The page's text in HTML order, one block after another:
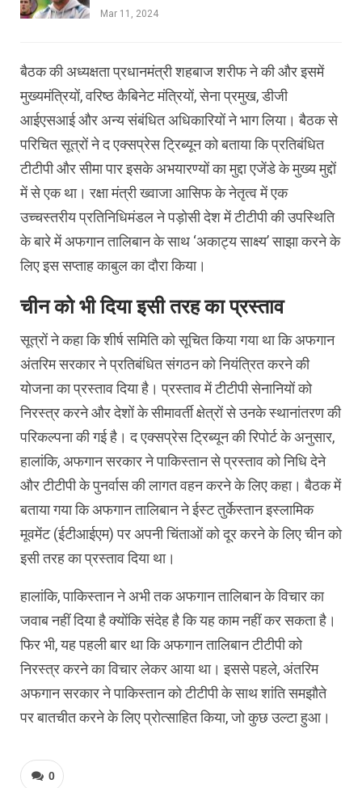
Mar 11, 2024
बैठक की अध्यक्षता प्रधानमंत्री शहबाज शरीफ ने की और इसमें
मुख्यमंत्रियों, वरिष्ठ कैबिनेट मंत्रियों, सेना प्रमुख, डीजी
आईएसआई और अन्य संबंधित अधिकारियों ने भाग लिया। बैठक से
परिचित सूत्रों ने द एक्सप्रेस ट्रिब्यून को बताया कि प्रतिबंधित
टीटीपी और सीमा पार इसके अभयारण्यों का मुद्दा एजेंडे के मुख्य मुद्दों
में से एक था। रक्षा मंत्री ख्वाजा आसिफ के नेतृत्व में एक
उच्चस्तरीय प्रतिनिधिमंडल ने पड़ोसी देश में टीटीपी की उपस्थिति
के बारे में अफगान तालिबान के साथ ‘अकाट्य साक्ष्य’ साझा करने के
लिए इस सप्ताह काबुल का दौरा किया।
चीन को भी दिया इसी तरह का प्रस्‍ताव
सूत्रों ने कहा कि शीर्ष समिति को सूचित किया गया था कि अफगान
अंतरिम सरकार ने प्रतिबंधित संगठन को नियंत्रित करने की
योजना का प्रस्ताव दिया है। प्रस्ताव में टीटीपी सेनानियों को
निरस्त्र करने और देशों के सीमावर्ती क्षेत्रों से उनके स्थानांतरण की
परिकल्पना की गई है। द एक्सप्रेस ट्रिब्यून की रिपोर्ट के अनुसार,
हालांकि, अफगान सरकार ने पाकिस्तान से प्रस्ताव को निधि देने
और टीटीपी के पुनर्वास की लागत वहन करने के लिए कहा। बैठक में
बताया गया कि अफगान तालिबान ने ईस्ट तुर्केस्तान इस्लामिक
मूवमेंट (ईटीआईएम) पर अपनी चिंताओं को दूर करने के लिए चीन को
इसी तरह का प्रस्ताव दिया था।
हालांकि, पाकिस्तान ने अभी तक अफगान तालिबान के विचार का
जवाब नहीं दिया है क्योंकि संदेह है कि यह काम नहीं कर सकता है।
फिर भी, यह पहली बार था कि अफगान तालिबान टीटीपी को
निरस्त्र करने का विचार लेकर आया था। इससे पहले, अंतरिम
अफगान सरकार ने पाकिस्तान को टीटीपी के साथ शांति समझौते
पर बातचीत करने के लिए प्रोत्साहित किया, जो कुछ उल्टा हुआ।
0